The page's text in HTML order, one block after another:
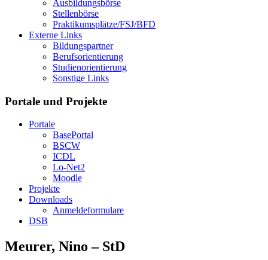
Ausbildungsbörse
Stellenbörse
Praktikumsplätze/FSJ/BFD
Externe Links
Bildungspartner
Berufsorientierung
Studienorientierung
Sonstige Links
Portale und Projekte
Portale
BasePortal
BSCW
ICDL
Lo-Net2
Moodle
Projekte
Downloads
Anmeldeformulare
DSB
Meurer, Nino – StD